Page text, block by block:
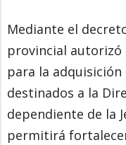
Mediante el
provincial
para la
destinados a la
dependiente de la
permitirá